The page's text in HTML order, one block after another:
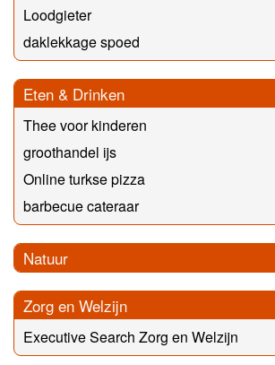
Loodgieter
daklekkage spoed
Eten & Drinken
Thee voor kinderen
groothandel ijs
Online turkse pizza
barbecue cateraar
Natuur
Zorg en Welzijn
Executive Search Zorg en Welzijn